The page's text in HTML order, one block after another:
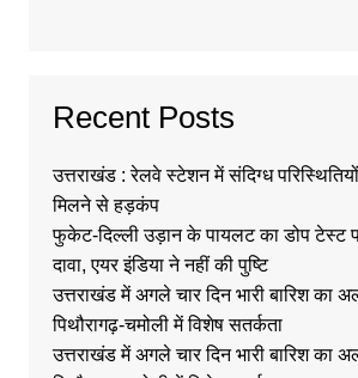
Recent Posts
उत्तराखंड : रेलवे स्टेशन में संदिग्ध
मिलने से हड़कंप
फुकेट-दिल्ली उड़ान के पायलट का डोप टेस्ट
दावा, एयर इंडिया ने नहीं की पुष्टि
उत्तराखंड में अगले चार दिन भारी बारिश का
पिथौरागढ़-चमोली में विशेष सतर्कता
उत्तराखंड में अगले चार दिन भारी बारिश का